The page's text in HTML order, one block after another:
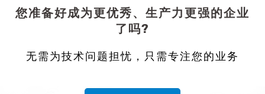
您准备好成为更优秀、生产力更强的企业
了吗?
无需为技术问题担忧，只需专注您的业务